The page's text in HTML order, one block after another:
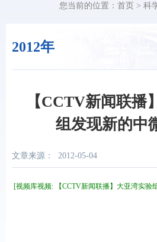
2012年
您当前的位置： 首页 > 科
【CCTV新闻联播
组发现新的中
文章来源： 2012-05-04
[视频库视频: 【CCTV新闻联播】大亚湾实验